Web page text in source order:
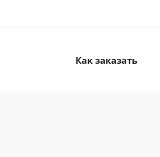
Как заказать